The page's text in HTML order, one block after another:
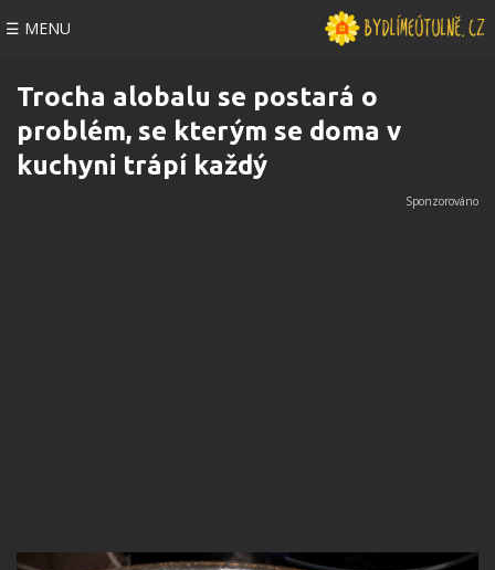
☰ MENU
Trocha alobalu se postará o
problém, se kterým se doma v
kuchyni trápí každý